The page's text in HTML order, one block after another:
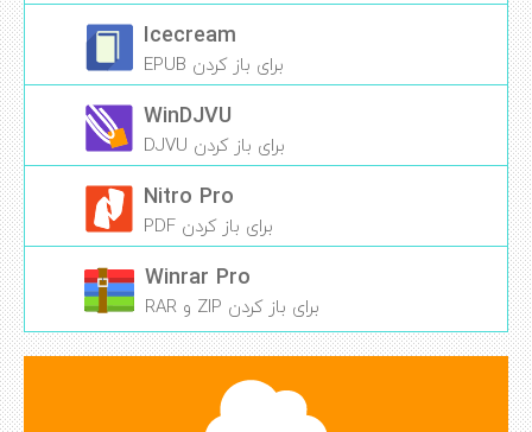
Icecream
برای باز کردن EPUB
WinDJVU
برای باز کردن DJVU
Nitro Pro
برای باز کردن PDF
Winrar Pro
برای باز کردن ZIP و RAR